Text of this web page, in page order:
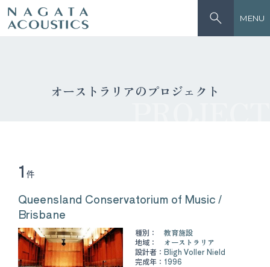
MENU
オーストラリアのプロジェクト
1 件
Queensland Conservatorium of Music /
Brisbane
種別：
教育施設
地域：
オーストラリア
設計者： Bligh Voller Nield
完成年： 1996